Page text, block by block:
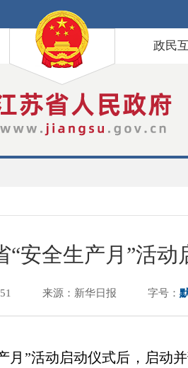
政民
“安全生产月”活动
来源：新华日报 字号：
月”活动启动仪式后，启动